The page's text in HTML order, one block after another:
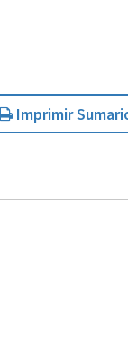
Imprimir